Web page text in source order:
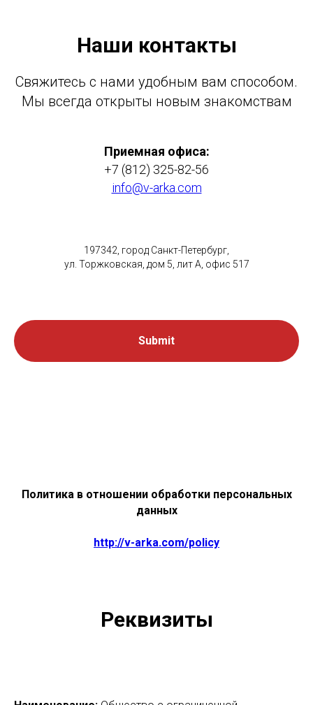
Наши контакты
Свяжитесь с нами удобным вам способом.
Мы всегда открыты новым знакомствам
Приемная офиса:
+7 (812) 325-82-56
info@v-arka.com
197342, город Санкт-Петербург,
ул. Торжковская, дом 5, лит А, офис 517
Submit
Политика в отношении обработки персональных
данных
http://v-arka.com/policy
Реквизиты